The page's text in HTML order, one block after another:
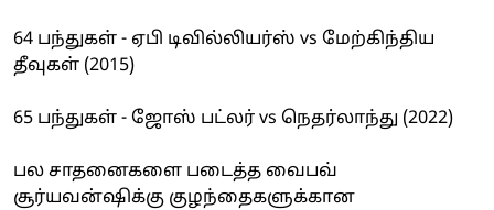
64 பந்துகள் - ஏபி டிவில்லியர்ஸ் vs மேற்கிந்திய
தீவுகள் (2015)
65 பந்துகள் - ஜோஸ் பட்லர் vs நெதர்லாந்து (2022)
பல சாதனைகளை படைத்த வைபவ்
சூர்யவன்ஷிக்கு குழந்தைகளுக்கான